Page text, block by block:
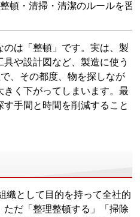
頓・清掃・清潔のルールを習
は「整頓」です。実は、製
や設計図など、製造に使う
、その都度、物を探しなが
きく下がってしまいます。最
手間と時間を削減すること
織として目的を持って全社的
だ「整理整頓する」「掃除